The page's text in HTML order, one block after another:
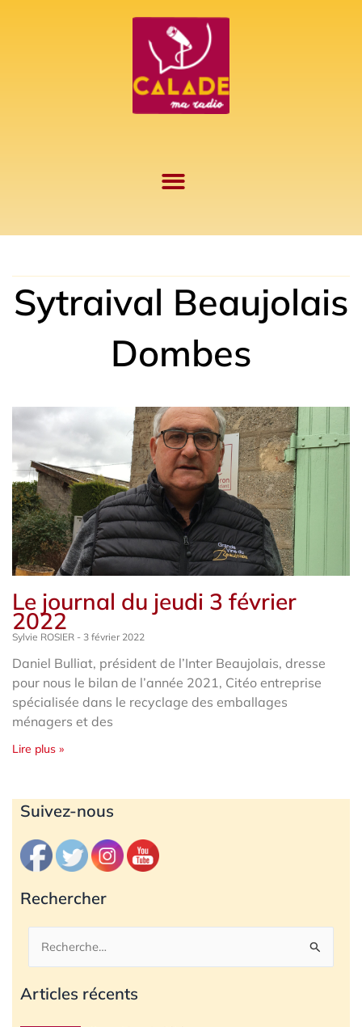
Sytraival Beaujolais
Dombes
Le journal du jeudi 3 février
2022
Sylvie ROSIER 3 février 2022
Daniel Bulliat, président de l’Inter Beaujolais, dresse
pour nous le bilan de l’année 2021, Citéo entreprise
spécialisée dans le recyclage des emballages
ménagers et des
Lire plus »
Suivez-nous
Rechercher
Rechercher :
Articles récents
Archives